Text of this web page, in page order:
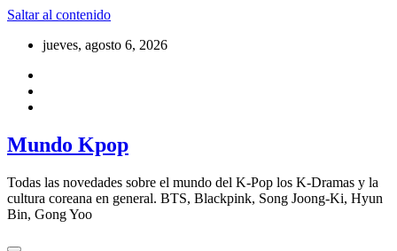
Saltar al contenido
jueves, agosto 6, 2026
Mundo Kpop
Todas las novedades sobre el mundo del K-Pop los K-Dramas y la
cultura coreana en general. BTS, Blackpink, Song Joong-Ki, Hyun
Bin, Gong Yoo